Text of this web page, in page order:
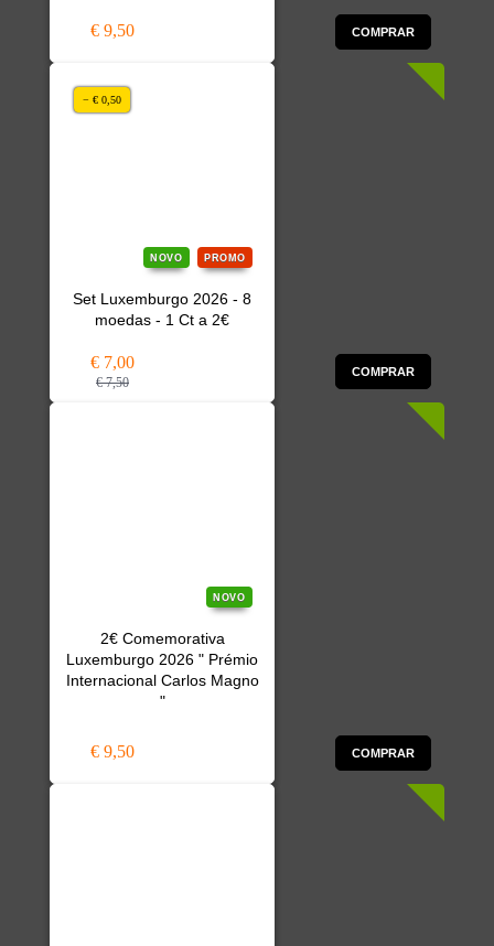
€ 9,50 COMPRAR
NOVO PROMO
Set Luxemburgo 2026 - 8
moedas - 1 Ct a 2€
€ 7,00
€ 7,50
COMPRAR
− € 0,50
NOVO
2€ Comemorativa
Luxemburgo 2026 " Prémio
Internacional Carlos Magno
"
€ 9,50 COMPRAR